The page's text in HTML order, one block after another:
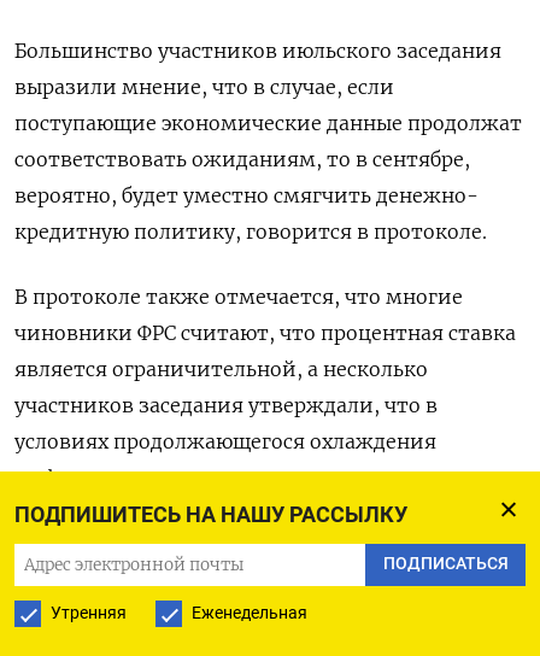
ПОДПИШИТЕСЬ НА НАШУ РАССЫЛКУ
ПОДПИСАТЬСЯ
Утренняя Еженедельная
Большинство участников июльского заседания
выразили мнение, что в случае, если
поступающие экономические данные продолжат
соответствовать ожиданиям, то в сентябре,
вероятно, будет уместно смягчить денежно-
кредитную политику, говорится в протоколе.
В протоколе также отмечается, что многие
чиновники ФРС считают, что процентная ставка
является ограничительной, а несколько
участников заседания утверждали, что в
условиях продолжающегося охлаждения
инфляционного давления отсутствие
изменений в ставках будет означать, что ДКП
усилит замедление экономической активности.
Оригинал сообщения на английском языке